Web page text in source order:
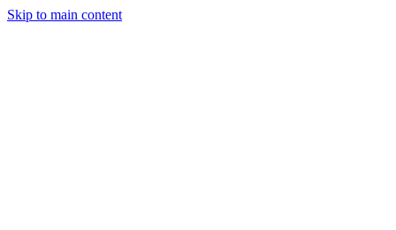
Skip to main content